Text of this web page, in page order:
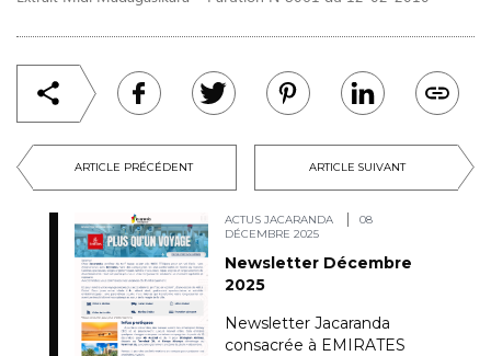
ARTICLE PRÉCÉDENT ARTICLE SUIVANT
ACTUS JACARANDA
08
DÉCEMBRE 2025
Newsletter Décembre
2025
Newsletter Jacaranda
consacrée à EMIRATES